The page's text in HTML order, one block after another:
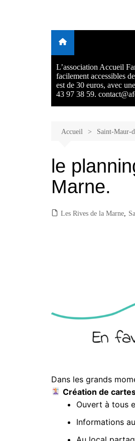
avec et
Ecoute thérapeutique,
musico thérapie… .
participation libre de 1 à 5
L’association Accueil
facilement accessibles
est de 30 euros, avec
43 97 38 59.
Accueil Saint-Maur-
le
Marne.
Les Rives de la Marne
Dans les grands
Création de
Ouvert à tous
Informations